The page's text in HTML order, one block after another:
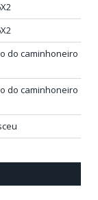
do caminhoneiro
do caminhoneiro